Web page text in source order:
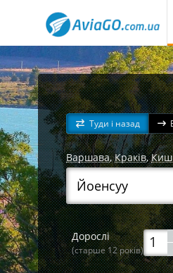
Туди і назад
Варшава,Краків,
Дорослі
(старше 12 років)